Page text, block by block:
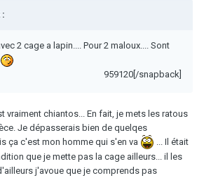
2 cage a lapin.... Pour 2 maloux.... Sont
959120[/snapback]
vraiment chiantos... En fait, je mets les ratous
Je dépasserais bien de quelqes
ça c'est mon homme qui s'en va
... Il était
que je mette pas la cage ailleurs... il les
j'avoue que je comprends pas